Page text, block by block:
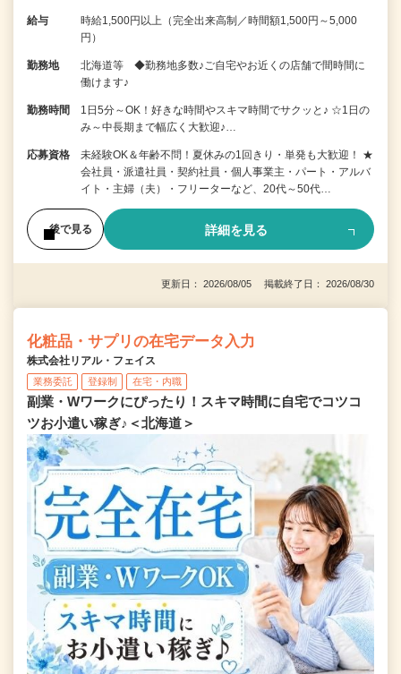
給与
時給1,500円以上（完全出来高制／時間額1,500円～5,000
円）
勤務地
北海道等 ◆勤務地多数♪ご自宅やお近くの店舗で間時間に
働けます♪
勤務時間
1日5分～OK！好きな時間やスキマ時間でサクッと♪ ☆1日の
み～中長期まで幅広く大歓迎♪…
応募資格
未経験OK＆年齢不問！夏休みの1回きり・単発も大歓迎！ ★
会社員・派遣社員・契約社員・個人事業主・パート・アルバ
イト・主婦（夫）・フリーターなど、20代～50代…
後で見る 詳細を見る
更新日： 2026/08/05 掲載終了日： 2026/08/30
化粧品・サプリの在宅データ入力
株式会社リアル・フェイス
業務委託 登録制 在宅・内職
副業・Wワークにぴったり！スキマ時間に自宅でコツコ
ツお小遣い稼ぎ♪＜北海道＞